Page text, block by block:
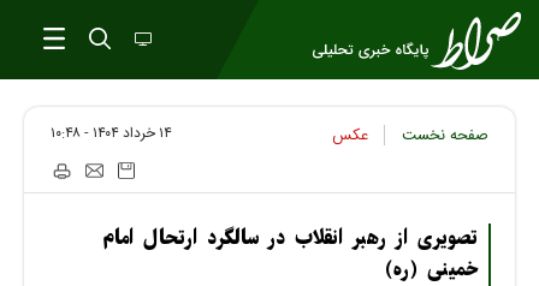
صفحه نخست عكس ۱۴ خرداد ۱۴۰۴ - ۱۰:۴۸
تصویری از رهبر انقلاب در سالگرد ارتحال امام
خمینی (ره)